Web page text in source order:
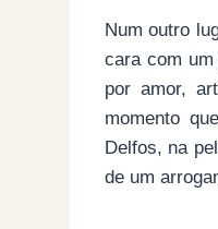
Num outro
cara com um
por amor,
momento
Delfos, na
de um